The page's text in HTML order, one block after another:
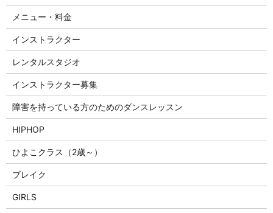
メニュー・料金
インストラクター
レンタルスタジオ
インストラクター募集
障害を持っている方のためのダンスレッスン
HIPHOP
ひよこクラス（2歳～）
ブレイク
GIRLS